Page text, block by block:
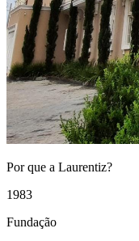
Por que a Laurentiz?
1983
Fundação